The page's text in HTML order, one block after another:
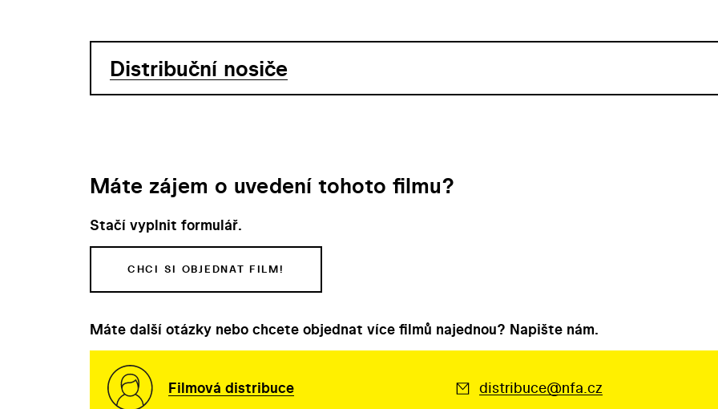
Distribuční nosiče
Máte zájem o uvedení tohoto filmu?
Stačí vyplnit formulář.
CHCI SI OBJEDNAT FILM!
Máte další otázky nebo chcete objednat více filmů najednou? Napište nám.
Filmová distribuce distribuce@nfa.cz